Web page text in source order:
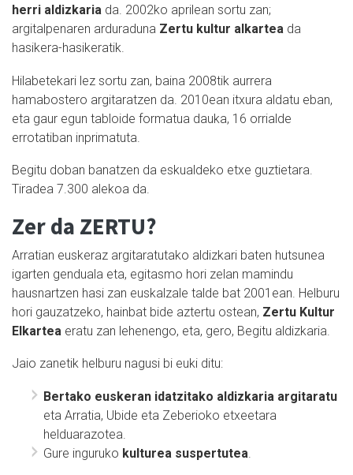
herri aldizkaria da. 2002ko aprilean sortu zan;
argitalpenaren arduraduna Zertu kultur alkartea da
hasikera-hasikeratik.
Hilabetekari lez sortu zan, baina 2008tik aurrera
hamabostero argitaratzen da. 2010ean itxura aldatu eban,
eta gaur egun tabloide formatua dauka, 16 orrialde
errotatiban inprimatuta.
Begitu doban banatzen da eskualdeko etxe guztietara.
Tiradea 7.300 alekoa da.
Zer da ZERTU?
Arratian euskeraz argitaratutako aldizkari baten hutsunea
igarten genduala eta, egitasmo hori zelan mamindu
hausnartzen hasi zan euskalzale talde bat 2001ean. Helburu
hori gauzatzeko, hainbat bide aztertu ostean, Zertu Kultur
Elkartea eratu zan lehenengo, eta, gero, Begitu aldizkaria.
Jaio zanetik helburu nagusi bi euki ditu:
Bertako euskeran idatzitako aldizkaria argitaratu
eta Arratia, Ubide eta Zeberioko etxeetara
helduarazotea.
Gure inguruko kulturea suspertutea.